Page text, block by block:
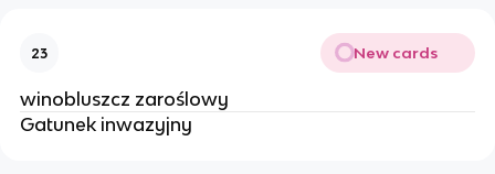
23 New cards
winobluszcz zaroślowy
Gatunek inwazyjny